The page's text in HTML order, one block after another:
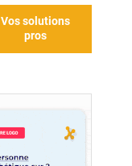
Vos solutions
pros